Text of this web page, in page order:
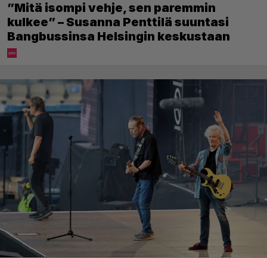
”Mitä isompi vehje, sen paremmin
kulkee” – Susanna Penttilä suuntasi
Bangbussinsa Helsingin keskustaan